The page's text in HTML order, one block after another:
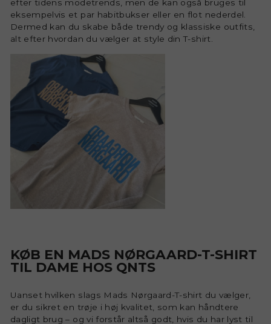
efter tidens modetrends, men de kan også bruges til
eksempelvis et par habitbukser eller en flot nederdel.
Dermed kan du skabe både trendy og klassiske outfits,
alt efter hvordan du vælger at style din T-shirt.
KØB EN MADS NØRGAARD-T-SHIRT
TIL DAME HOS QNTS
Uanset hvilken slags Mads Nørgaard-T-shirt du vælger,
er du sikret en trøje i høj kvalitet, som kan håndtere
dagligt brug – og vi forstår altså godt, hvis du har lyst til